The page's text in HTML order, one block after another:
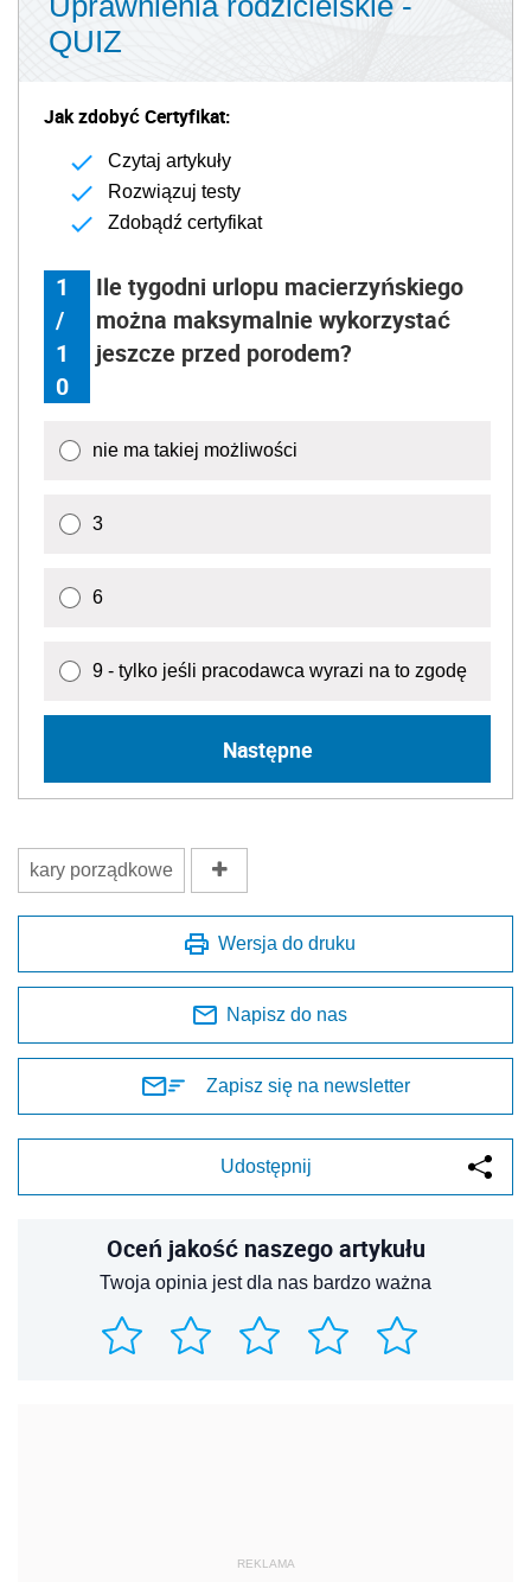
QUIZ
Jak zdobyć Certyfikat:
Czytaj artykuły
Rozwiązuj testy
Zdobądź certyfikat
1
/
1
0
Ile tygodni urlopu macierzyńskiego
można maksymalnie wykorzystać
jeszcze przed porodem?
nie ma takiej możliwości
3
6
9 - tylko jeśli pracodawca wyrazi na to zgodę
Następne
kary porządkowe
Wersja do druku
Napisz do nas
Zapisz się na newsletter
Udostępnij
Oceń jakość naszego artykułu
Twoja opinia jest dla nas bardzo ważna
REKLAMA